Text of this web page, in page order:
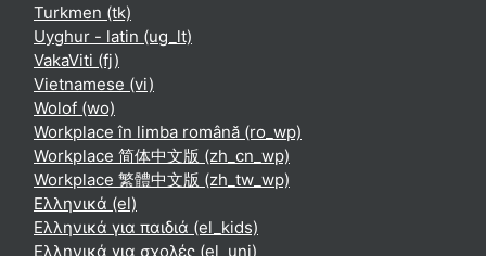
Turkmen ‎(tk)‎
Uyghur - latin ‎(ug_lt)‎
VakaViti ‎(fj)‎
Vietnamese ‎(vi)‎
Wolof ‎(wo)‎
Workplace în limba română ‎(ro_wp)‎
Workplace 简体中文版 ‎(zh_cn_wp)‎
Workplace 繁體中文版 ‎(zh_tw_wp)‎
Ελληνικά ‎(el)‎
Ελληνικά για παιδιά ‎(el_kids)‎
Ελληνικά για σχολές ‎(el_uni)‎